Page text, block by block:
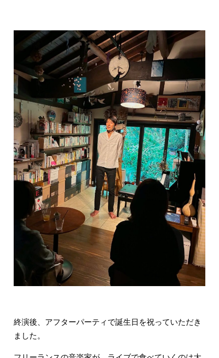
終演後、アフターパーティで誕生日を祝っていただき
ました。